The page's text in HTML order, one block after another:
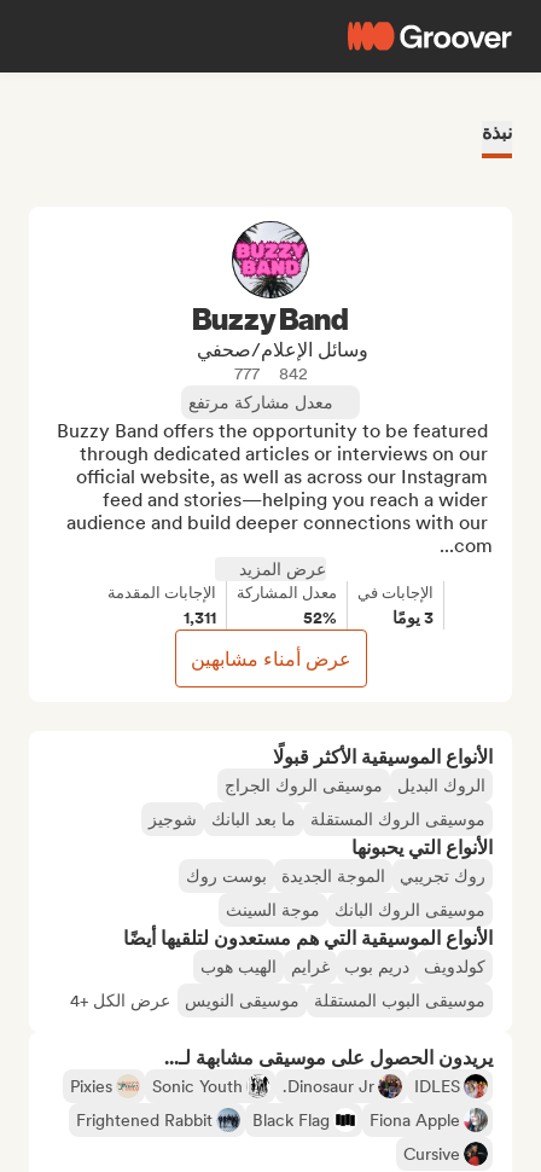
نبذة
الأنواع الموسيقية الأكثر قبولًا
الروك البديل
موسيقى الروك الجراج
موسيقى الروك المستقلة
ما بعد البانك شوجيز
الأنواع التي يحبونها
روك تجريبي الموجة الجديدة
بوست روك
موسيقى الروك البانك
موجة السينث
الأنواع الموسيقية التي هم مستعدون لتلقيها أيضًا
كولدويف دريم بوب غرايم
الهيب هوب
موسيقى البوب المستقلة
موسيقى النويس عرض الكل +4
يريدون الحصول على موسيقى مشابهة لـ...
IDLES
Dinosaur Jr.
Sonic Youth
Pixies
Fiona Apple
Black Flag
Frightened Rabbit
Cursive
Buzzy Band
وسائل الإعلام/صحفي
842
777
معدل مشاركة مرتفع
Buzzy Band offers the opportunity to be featured
through dedicated articles or interviews on our
official website, as well as across our Instagram
feed and stories—helping you reach a wider
audience and build deeper connections with our
com...
عرض المزيد
الإجابات في
3 يومًا
معدل المشاركة
52%
الإجابات المقدمة
1,311
عرض أمناء مشابهين